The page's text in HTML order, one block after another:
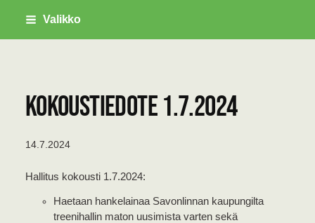
Siirry
Valikko
Kokoustiedote 1.7.2024
14.7.2024
Hallitus kokousti 1.7.2024:
Haetaan hankelainaa Savonlinnan kaupungilta
treenihallin maton uusimista varten sekä